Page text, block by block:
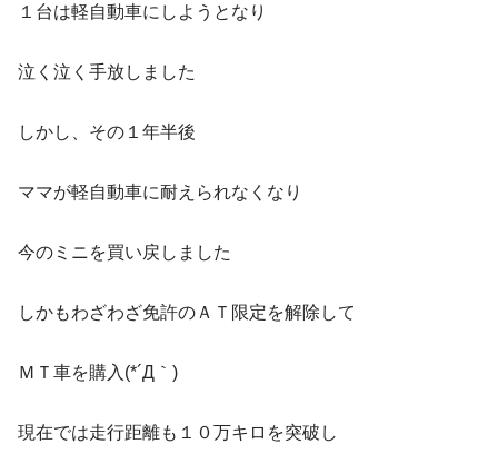
１台は軽自動車にしようとなり
泣く泣く手放しました
しかし、その１年半後
ママが軽自動車に耐えられなくなり
今のミニを買い戻しました
しかもわざわざ免許のＡＴ限定を解除して
ＭＴ車を購入(*´Д｀)
現在では走行距離も１０万キロを突破し